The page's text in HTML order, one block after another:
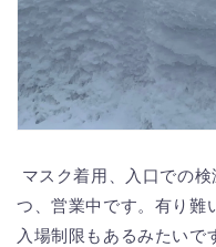
マスク着用、入口での
つ、営業中です。有り難
入場制限もあるみたいで